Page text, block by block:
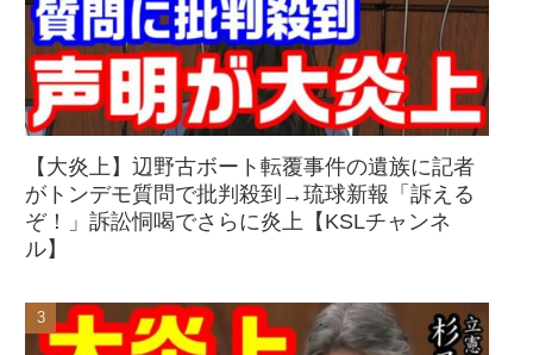
【大炎上】辺野古ボート転覆事件の遺族に記者
がトンデモ質問で批判殺到→琉球新報「訴える
ぞ！」訴訟恫喝でさらに炎上【KSLチャンネ
ル】